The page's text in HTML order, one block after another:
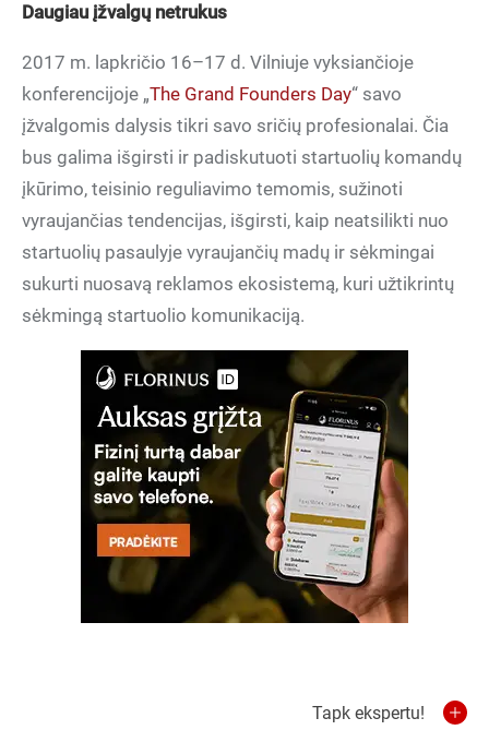
Daugiau įžvalgų netrukus
2017 m. lapkričio 16–17 d. Vilniuje vyksiančioje
konferencijoje „The Grand Founders Day“ savo
įžvalgomis dalysis tikri savo sričių profesionalai. Čia
bus galima išgirsti ir padiskutuoti startuolių komandų
įkūrimo, teisinio reguliavimo temomis, sužinoti
vyraujančias tendencijas, išgirsti, kaip neatsilikti nuo
startuolių pasaulyje vyraujančių madų ir sėkmingai
sukurti nuosavą reklamos ekosistemą, kuri užtikrintų
sėkmingą startuolio komunikaciją.
Tapk ekspertu!